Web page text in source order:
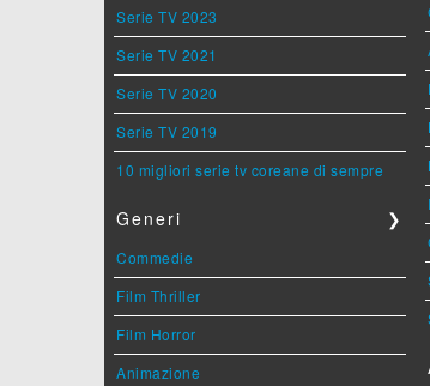
Serie TV 2023
Serie TV 2021
Serie TV 2020
Serie TV 2019
10 migliori serie tv coreane di sempre
Generi ❯
Commedie
Film Thriller
Film Horror
Animazione